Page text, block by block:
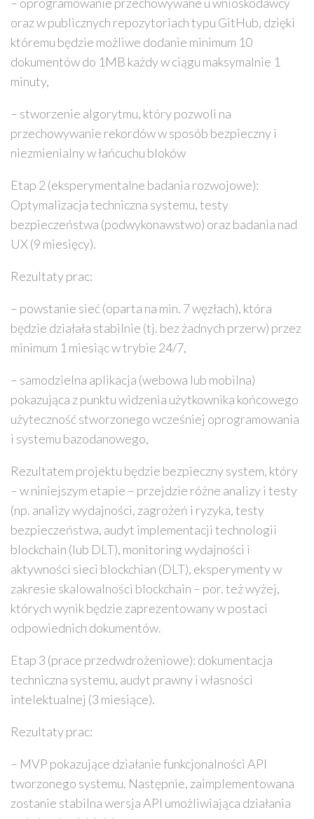
oraz w publicznych repozytoriach typu GitHub, dzięki
któremu będzie możliwe dodanie minimum 10
dokumentów do 1MB każdy w ciągu maksymalnie 1
minuty,
– stworzenie algorytmu, który pozwoli na
przechowywanie rekordów w sposób bezpieczny i
niezmienialny w łańcuchu bloków
Etap 2 (eksperymentalne badania rozwojowe):
Optymalizacja techniczna systemu, testy
bezpieczeństwa (podwykonawstwo) oraz badania nad
UX (9 miesięcy).
Rezultaty prac:
– powstanie sieć (oparta na min. 7 węzłach), która
będzie działała stabilnie (tj. bez żadnych przerw) przez
minimum 1 miesiąc w trybie 24/7,
– samodzielna aplikacja (webowa lub mobilna)
pokazująca z punktu widzenia użytkownika końcowego
użyteczność stworzonego wcześniej oprogramowania
i systemu bazodanowego,
Rezultatem projektu będzie bezpieczny system, który
– w niniejszym etapie – przejdzie różne analizy i testy
(np. analizy wydajności, zagrożeń i ryzyka, testy
bezpieczeństwa, audyt implementacji technologii
blockchain (lub DLT), monitoring wydajności i
aktywności sieci blockchian (DLT), eksperymenty w
zakresie skalowalności blockchain – por. też wyżej,
których wynik będzie zaprezentowany w postaci
odpowiednich dokumentów.
Etap 3 (prace przedwdrożeniowe): dokumentacja
techniczna systemu, audyt prawny i własności
intelektualnej (3 miesiące).
Rezultaty prac:
– MVP pokazujące działanie funkcjonalności API
tworzonego systemu. Następnie, zaimplementowana
zostanie stabilna wersja API umożliwiająca działania